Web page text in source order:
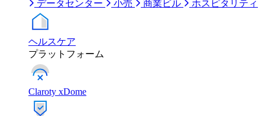
データセンター
小売 商業ビル ホスピタリティ
ヘルスケア
プラットフォーム
Claroty xDome